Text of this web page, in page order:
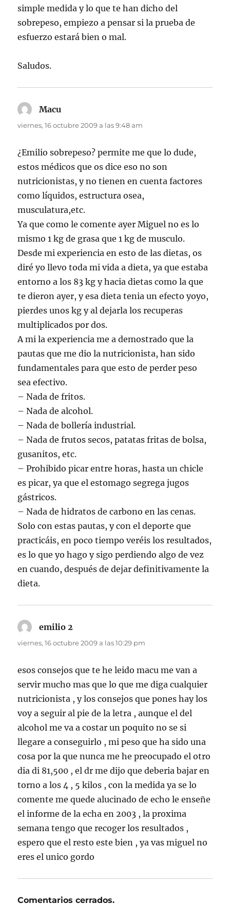
simple medida y lo que te han dicho del
sobrepeso, empiezo a pensar si la prueba de
esfuerzo estará bien o mal.
Saludos.
Macu
viernes, 16 octubre 2009 a las 9:48 am
¿Emilio sobrepeso? permite me que lo dude,
estos médicos que os dice eso no son
nutricionistas, y no tienen en cuenta factores
como líquidos, estructura osea,
musculatura,etc.
Ya que como le comente ayer Miguel no es lo
mismo 1 kg de grasa que 1 kg de musculo.
Desde mi experiencia en esto de las dietas, os
diré yo llevo toda mi vida a dieta, ya que estaba
entorno a los 83 kg y hacia dietas como la que
te dieron ayer, y esa dieta tenia un efecto yoyo,
pierdes unos kg y al dejarla los recuperas
multiplicados por dos.
A mi la experiencia me a demostrado que la
pautas que me dio la nutricionista, han sido
fundamentales para que esto de perder peso
sea efectivo.
– Nada de fritos.
– Nada de alcohol.
– Nada de bollería industrial.
– Nada de frutos secos, patatas fritas de bolsa,
gusanitos, etc.
– Prohibido picar entre horas, hasta un chicle
es picar, ya que el estomago segrega jugos
gástricos.
– Nada de hidratos de carbono en las cenas.
Solo con estas pautas, y con el deporte que
practicáis, en poco tiempo veréis los resultados,
es lo que yo hago y sigo perdiendo algo de vez
en cuando, después de dejar definitivamente la
dieta.
emilio 2
viernes, 16 octubre 2009 a las 10:29 pm
esos consejos que te he leido macu me van a
servir mucho mas que lo que me diga cualquier
nutricionista , y los consejos que pones hay los
voy a seguir al pie de la letra , aunque el del
alcohol me va a costar un poquito no se si
llegare a conseguirlo , mi peso que ha sido una
cosa por la que nunca me he preocupado el otro
dia di 81,500 , el dr me dijo que deberia bajar en
torno a los 4 , 5 kilos , con la medida ya se lo
comente me quede alucinado de echo le enseñe
el informe de la echa en 2003 , la proxima
semana tengo que recoger los resultados ,
espero que el resto este bien , ya vas miguel no
eres el unico gordo
Comentarios cerrados.